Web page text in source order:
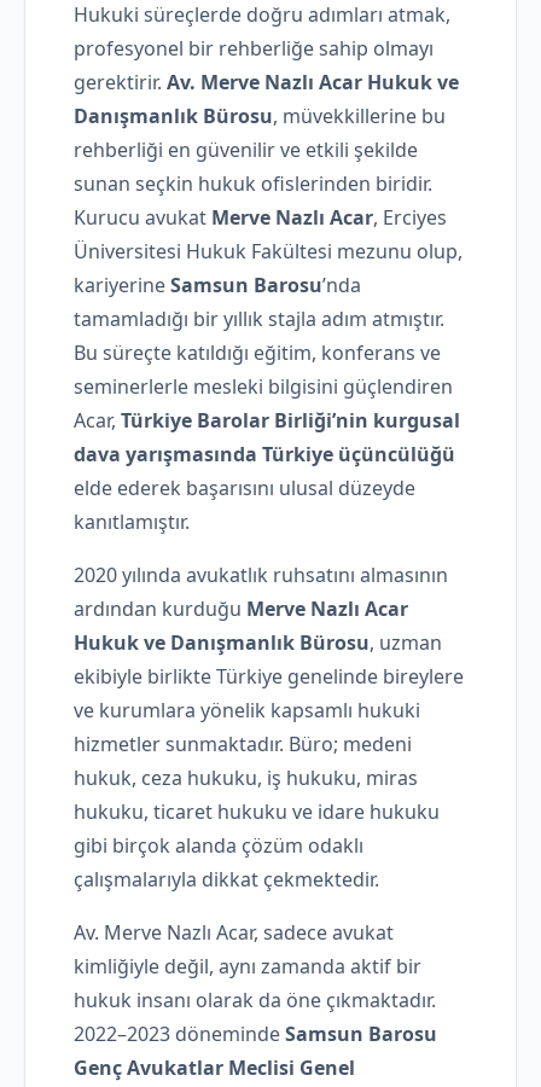
Hukuki süreçlerde doğru adımları atmak,
profesyonel bir rehberliğe sahip olmayı
gerektirir. Av. Merve Nazlı Acar Hukuk ve
Danışmanlık Bürosu, müvekkillerine bu
rehberliği en güvenilir ve etkili şekilde
sunan seçkin hukuk ofislerinden biridir.
Kurucu avukat Merve Nazlı Acar, Erciyes
Üniversitesi Hukuk Fakültesi mezunu olup,
kariyerineSamsun Barosu’nda
tamamladığı bir yıllık stajla adım atmıştır.
Bu süreçte katıldığı eğitim, konferans ve
seminerlerle mesleki bilgisini güçlendiren
Acar, Türkiye Barolar Birliği’nin kurgusal
dava yarışmasında Türkiye üçüncülüğü
elde ederek başarısını ulusal düzeyde
kanıtlamıştır.
2020 yılında avukatlık ruhsatını almasının
ardından kurduğu Merve Nazlı Acar
Hukuk ve Danışmanlık Bürosu, uzman
ekibiyle birlikte Türkiye genelinde bireylere
ve kurumlara yönelik kapsamlı hukuki
hizmetler sunmaktadır. Büro; medeni
hukuk, ceza hukuku, iş hukuku, miras
hukuku, ticaret hukuku ve idare hukuku
gibi birçok alanda çözüm odaklı
çalışmalarıyla dikkat çekmektedir.
Av. Merve Nazlı Acar, sadece avukat
kimliğiyle değil, aynı zamanda aktif bir
hukuk insanı olarak da öne çıkmaktadır.
2022–2023 dönemindeSamsun Barosu
Genç Avukatlar Meclisi Genel